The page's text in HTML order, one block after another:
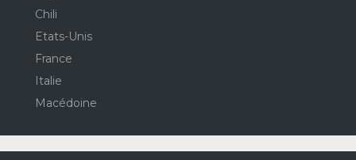
Chili
Etats-Unis
France
Italie
Macédoine